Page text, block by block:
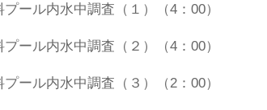
ール内水中調査（１）（4：00）
ール内水中調査（２）（4：00）
ール内水中調査（３）（2：00）